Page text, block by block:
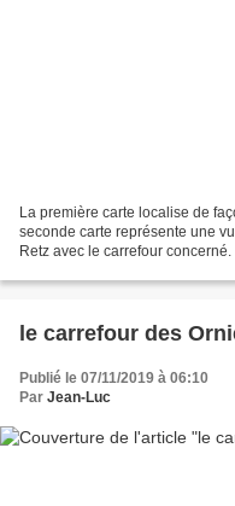
La première carte localise de
seconde carte représente une
Retz avec le carrefour
le carrefour des
Publié le 07/11/2019 à 06:10
Par Jean-Luc